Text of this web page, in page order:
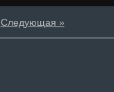
Следующая »